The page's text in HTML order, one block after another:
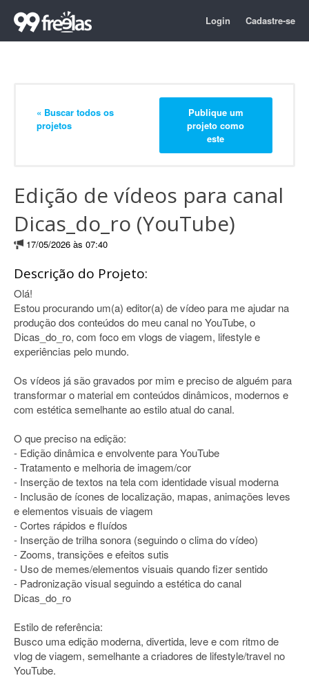
Login Cadastre-se
« Buscar todos os
projetos
Publique um
projeto como
este
Edição de vídeos para canal
Dicas_do_ro (YouTube)
17/05/2026 às 07:40
Descrição do Projeto:
Olá!
Estou procurando um(a) editor(a) de vídeo para me ajudar na
produção dos conteúdos do meu canal no YouTube, o
Dicas_do_ro, com foco em vlogs de viagem, lifestyle e
experiências pelo mundo.
Os vídeos já são gravados por mim e preciso de alguém para
transformar o material em conteúdos dinâmicos, modernos e
com estética semelhante ao estilo atual do canal.
O que preciso na edição:
- Edição dinâmica e envolvente para YouTube
- Tratamento e melhoria de imagem/cor
- Inserção de textos na tela com identidade visual moderna
- Inclusão de ícones de localização, mapas, animações leves
e elementos visuais de viagem
- Cortes rápidos e fluídos
- Inserção de trilha sonora (seguindo o clima do vídeo)
- Zooms, transições e efeitos sutis
- Uso de memes/elementos visuais quando fizer sentido
- Padronização visual seguindo a estética do canal
Dicas_do_ro
Estilo de referência:
Busco uma edição moderna, divertida, leve e com ritmo de
vlog de viagem, semelhante a criadores de lifestyle/travel no
YouTube.